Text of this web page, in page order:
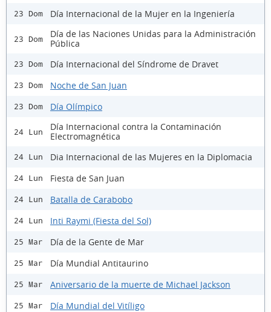
23 Dom Día Internacional de la Mujer en la Ingeniería
23 Dom
Día de las Naciones Unidas para la Administración
Pública
23 Dom Día Internacional del Síndrome de Dravet
23 Dom Noche de San Juan
23 Dom Día Olímpico
24 Lun
Día Internacional contra la Contaminación
Electromagnética
24 Lun Dia Internacional de las Mujeres en la Diplomacia
24 Lun Fiesta de San Juan
24 Lun Batalla de Carabobo
24 Lun Inti Raymi (Fiesta del Sol)
25 Mar Día de la Gente de Mar
25 Mar Día Mundial Antitaurino
25 Mar Aniversario de la muerte de Michael Jackson
25 Mar Día Mundial del Vitíligo